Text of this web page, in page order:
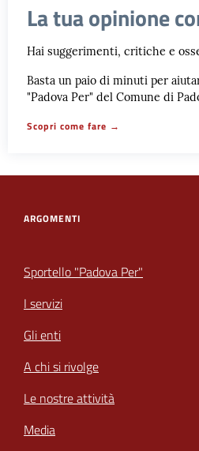
La tua opinione
Hai suggerimenti, critiche e
Basta un paio di minuti per
"Padova Per" del Comune di
Scopri come fare
ARGOMENTI
Sportello "Padova Per"
I servizi
Gli enti
A chi si rivolge
Le nostre attività
Media